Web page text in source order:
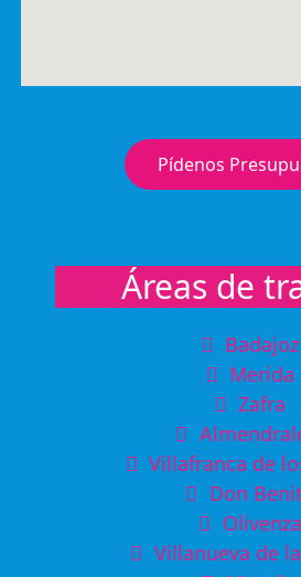
Áreas de
Badajoz
Merida
Zafra
Villafranca de
Don
Olivenza
Villanueva de
Pídenos